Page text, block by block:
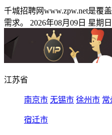
千城招聘网www.zpw.net是覆
需求。 2026年08月09日 星期日
江苏省
南京市 无锡市 徐州市 常
宿迁市